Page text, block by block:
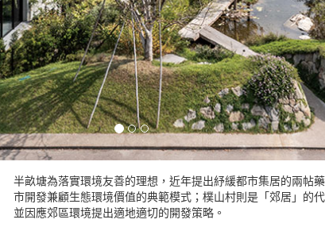
半畝塘為落實環境友善的理想，近年提出紓緩都市集居的兩帖
市開發兼顧生態環境價值的典範模式；樸山村則是「郊居」的
並因應郊區環境提出適地適切的開發策略。